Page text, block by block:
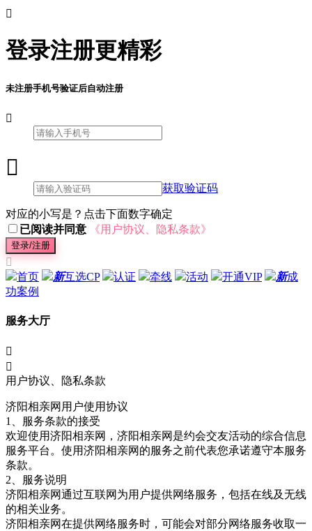

登录注册更精彩
未注册手机号验证后自动注册


获取验证码
对应的小写是？点击下面数字确定
已阅读并同意
《用户协议、隐私条款》
登录/注册

首页
新互选CP 认证 牵线 活动 开通VIP 新成
功案例
服务大厅


用户协议、隐私条款
济阳相亲网 用户使用协议
1、服务条款的接受
欢迎使用济阳相亲网，济阳相亲网是约会交友活动的综合信息
服务平台。使用济阳相亲网 的服务之前代表您承诺遵守本服务
条款。
2、服务说明
济阳相亲网通过互联网为用户提供网络服务，包括在线及无线
的相关业务。
济阳相亲网在提供网络服务时，可能会对部分网络服务收取一